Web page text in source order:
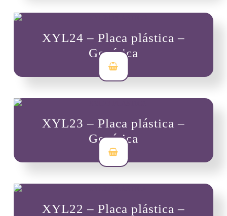
XYL24 – Placa plástica –
Genérica
7,000
XYL23 – Placa plástica –
Genérica
7,000
XYL22 – Placa plástica –